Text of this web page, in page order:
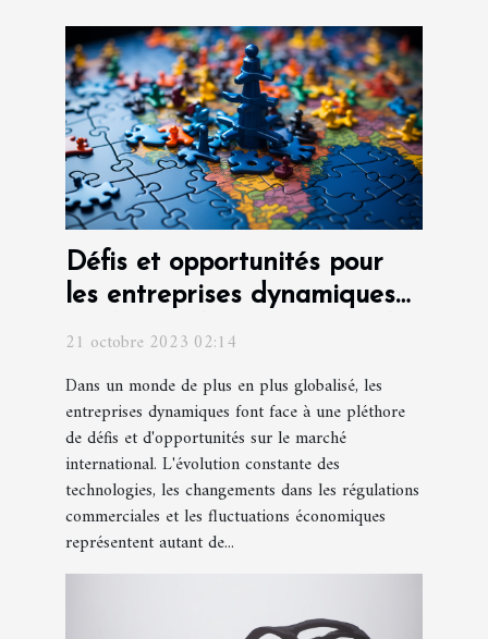
Défis et opportunités pour
les entreprises dynamiques
sur le marché international
21 octobre 2023 02:14
Dans un monde de plus en plus globalisé, les
entreprises dynamiques font face à une pléthore
de défis et d'opportunités sur le marché
international. L'évolution constante des
technologies, les changements dans les régulations
commerciales et les fluctuations économiques
représentent autant de...